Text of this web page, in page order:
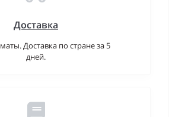
Доставка
Доставка по стране за 5
дней.